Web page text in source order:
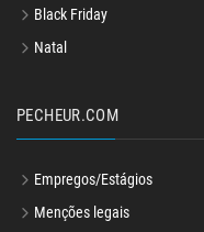
Black Friday
Natal
PECHEUR.COM
Empregos/Estágios
Menções legais